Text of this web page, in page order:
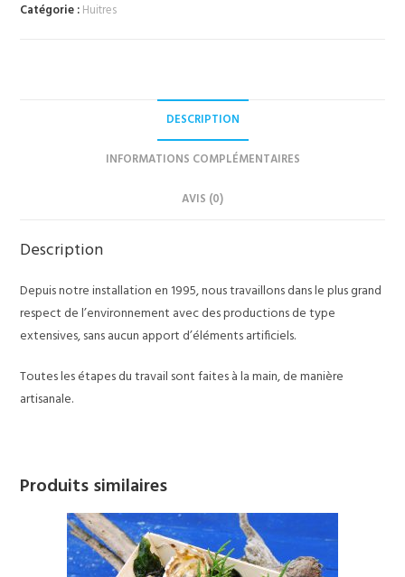
Catégorie :Huitres
DESCRIPTION
INFORMATIONS COMPLÉMENTAIRES
AVIS (0)
Description
Depuis notre installation en 1995, nous travaillons dans le plus grand
respect de l’environnement avec des productions de type
extensives, sans aucun apport d’éléments artificiels.
Toutes les étapes du travail sont faites à la main, de manière
artisanale.
Produits similaires